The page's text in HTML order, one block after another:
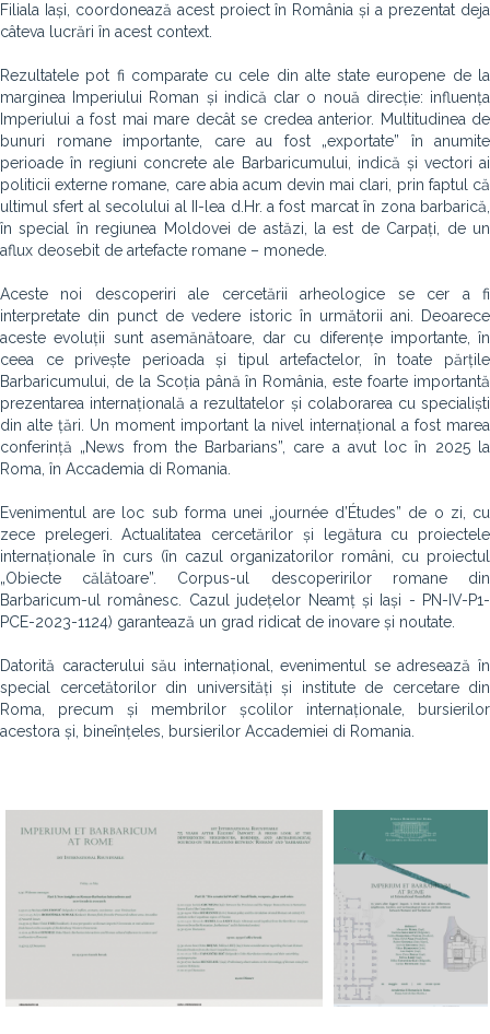
Filiala Iași, coordonează acest proiect în România și a prezentat deja
câteva lucrări în acest context.
Rezultatele pot fi comparate cu cele din alte state europene de la
marginea Imperiului Roman și indică clar o nouă direcție: influența
Imperiului a fost mai mare decât se credea anterior. Multitudinea de
bunuri romane importante, care au fost „exportate” în anumite
perioade în regiuni concrete ale Barbaricumului, indică și vectori ai
politicii externe romane, care abia acum devin mai clari, prin faptul că
ultimul sfert al secolului al II-lea d.Hr. a fost marcat în zona barbarică,
în special în regiunea Moldovei de astăzi, la est de Carpați, de un
aflux deosebit de artefacte romane – monede.
Aceste noi descoperiri ale cercetării arheologice se cer a fi
interpretate din punct de vedere istoric în următorii ani. Deoarece
aceste evoluții sunt asemănătoare, dar cu diferențe importante, în
ceea ce privește perioada și tipul artefactelor, în toate părțile
Barbaricumului, de la Scoția până în România, este foarte importantă
prezentarea internațională a rezultatelor și colaborarea cu specialiști
din alte țări. Un moment important la nivel internațional a fost marea
conferință „News from the Barbarians”, care a avut loc în 2025 la
Roma, în Accademia di Romania.
Evenimentul are loc sub forma unei „journée d’Études” de o zi, cu
zece prelegeri. Actualitatea cercetărilor și legătura cu proiectele
internaționale în curs (în cazul organizatorilor români, cu proiectul
„Obiecte călătoare”. Corpus-ul descoperirilor romane din
Barbaricum-ul românesc. Cazul județelor Neamț și Iași - PN-IV-P1-
PCE-2023-1124) garantează un grad ridicat de inovare și noutate.
Datorită caracterului său internațional, evenimentul se adresează în
special cercetătorilor din universități și institute de cercetare din
Roma, precum și membrilor școlilor internaționale, bursierilor
acestora și, bineînțeles, bursierilor Accademiei di Romania.